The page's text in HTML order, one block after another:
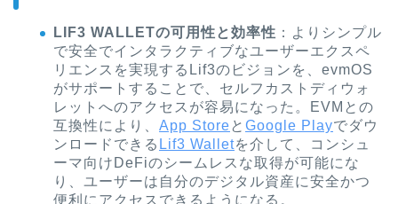
LIF3 WALLETの可用性と効率性 ：よりシンプル
で安全でインタラクティブなユーザーエクスペ
リエンスを実現するLif3のビジョンを、evmOS
がサポートすることで、セルフカストディウォ
レットへのアクセスが容易になった。EVMとの
互換性により、 App Store と Google Playでダウ
ンロードできる Lif3 Walletを介して、コンシュ
ーマ向けDeFiのシームレスな取得が可能にな
り、ユーザーは自分のデジタル資産に安全かつ
便利にアクセスできるようになる。